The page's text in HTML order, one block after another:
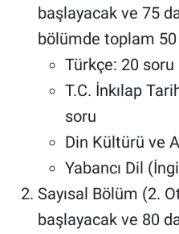
başlayacak ve 75
bölümde toplam 50
Türkçe: 20 soru
T.C. İnkılap
soru
Din Kültürü ve
Yabancı Dil
Sayısal Bölüm (2.
başlayacak ve 80